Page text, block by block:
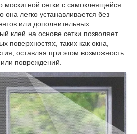
сетки с самоклеящейся
она легко устанавливается без
или дополнительных
клей на основе сетки позволяет
поверхностях, таких как окна,
оставляя при этом возможность
или повреждений.